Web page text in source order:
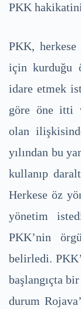
PKK
PKK,
için kurduğu
idare etmek
göre öne itti
olan
yılından bu
kullanıp
Herkese öz
yönetim
PKK’nin
belirledi.
başlangıçta
durum